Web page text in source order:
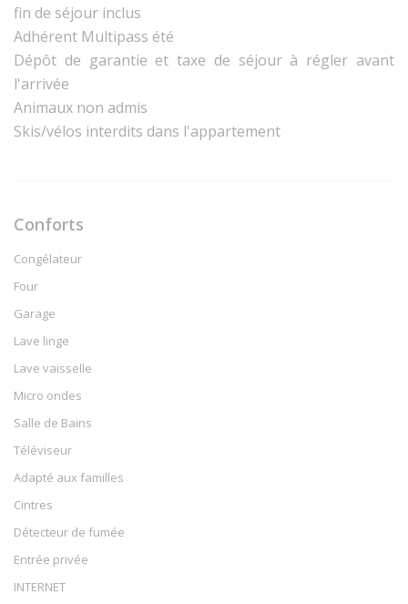
fin de séjour inclus
Adhérent Multipass été
Dépôt de garantie et taxe de séjour à régler avant
l'arrivée
Animaux non admis
Skis/vélos interdits dans l'appartement
Conforts
Congélateur
Four
Garage
Lave linge
Lave vaisselle
Micro ondes
Salle de Bains
Téléviseur
Adapté aux familles
Cintres
Détecteur de fumée
Entrée privée
INTERNET